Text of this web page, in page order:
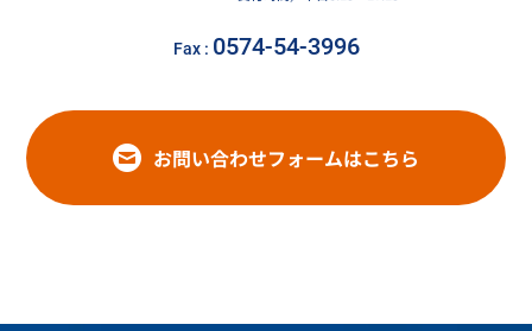
Fax : 0574-54-3996
お問い合わせフォームはこちら